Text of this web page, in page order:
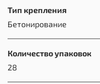
Тип крепления
Бетонирование
Количество упаковок
28